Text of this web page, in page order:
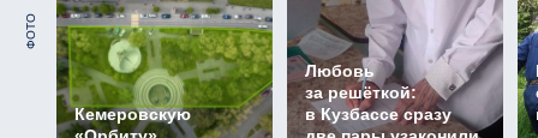
ФОТО
Кемеровскую
Любовь
за решёткой:
в Кузбассе сразу